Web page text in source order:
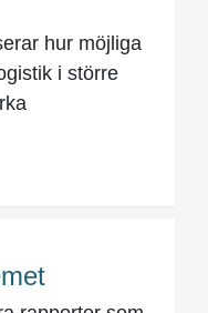
hur möjliga
i större